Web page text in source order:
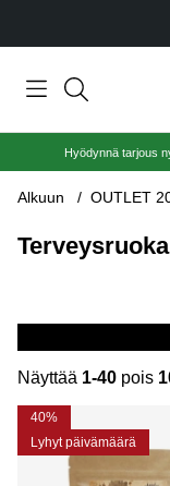
Hyödynnä tarjous
Alkuun OUTLET
Näyttää 1-40 pois
Tuotteet
40%
Lyhyt päivämäärä